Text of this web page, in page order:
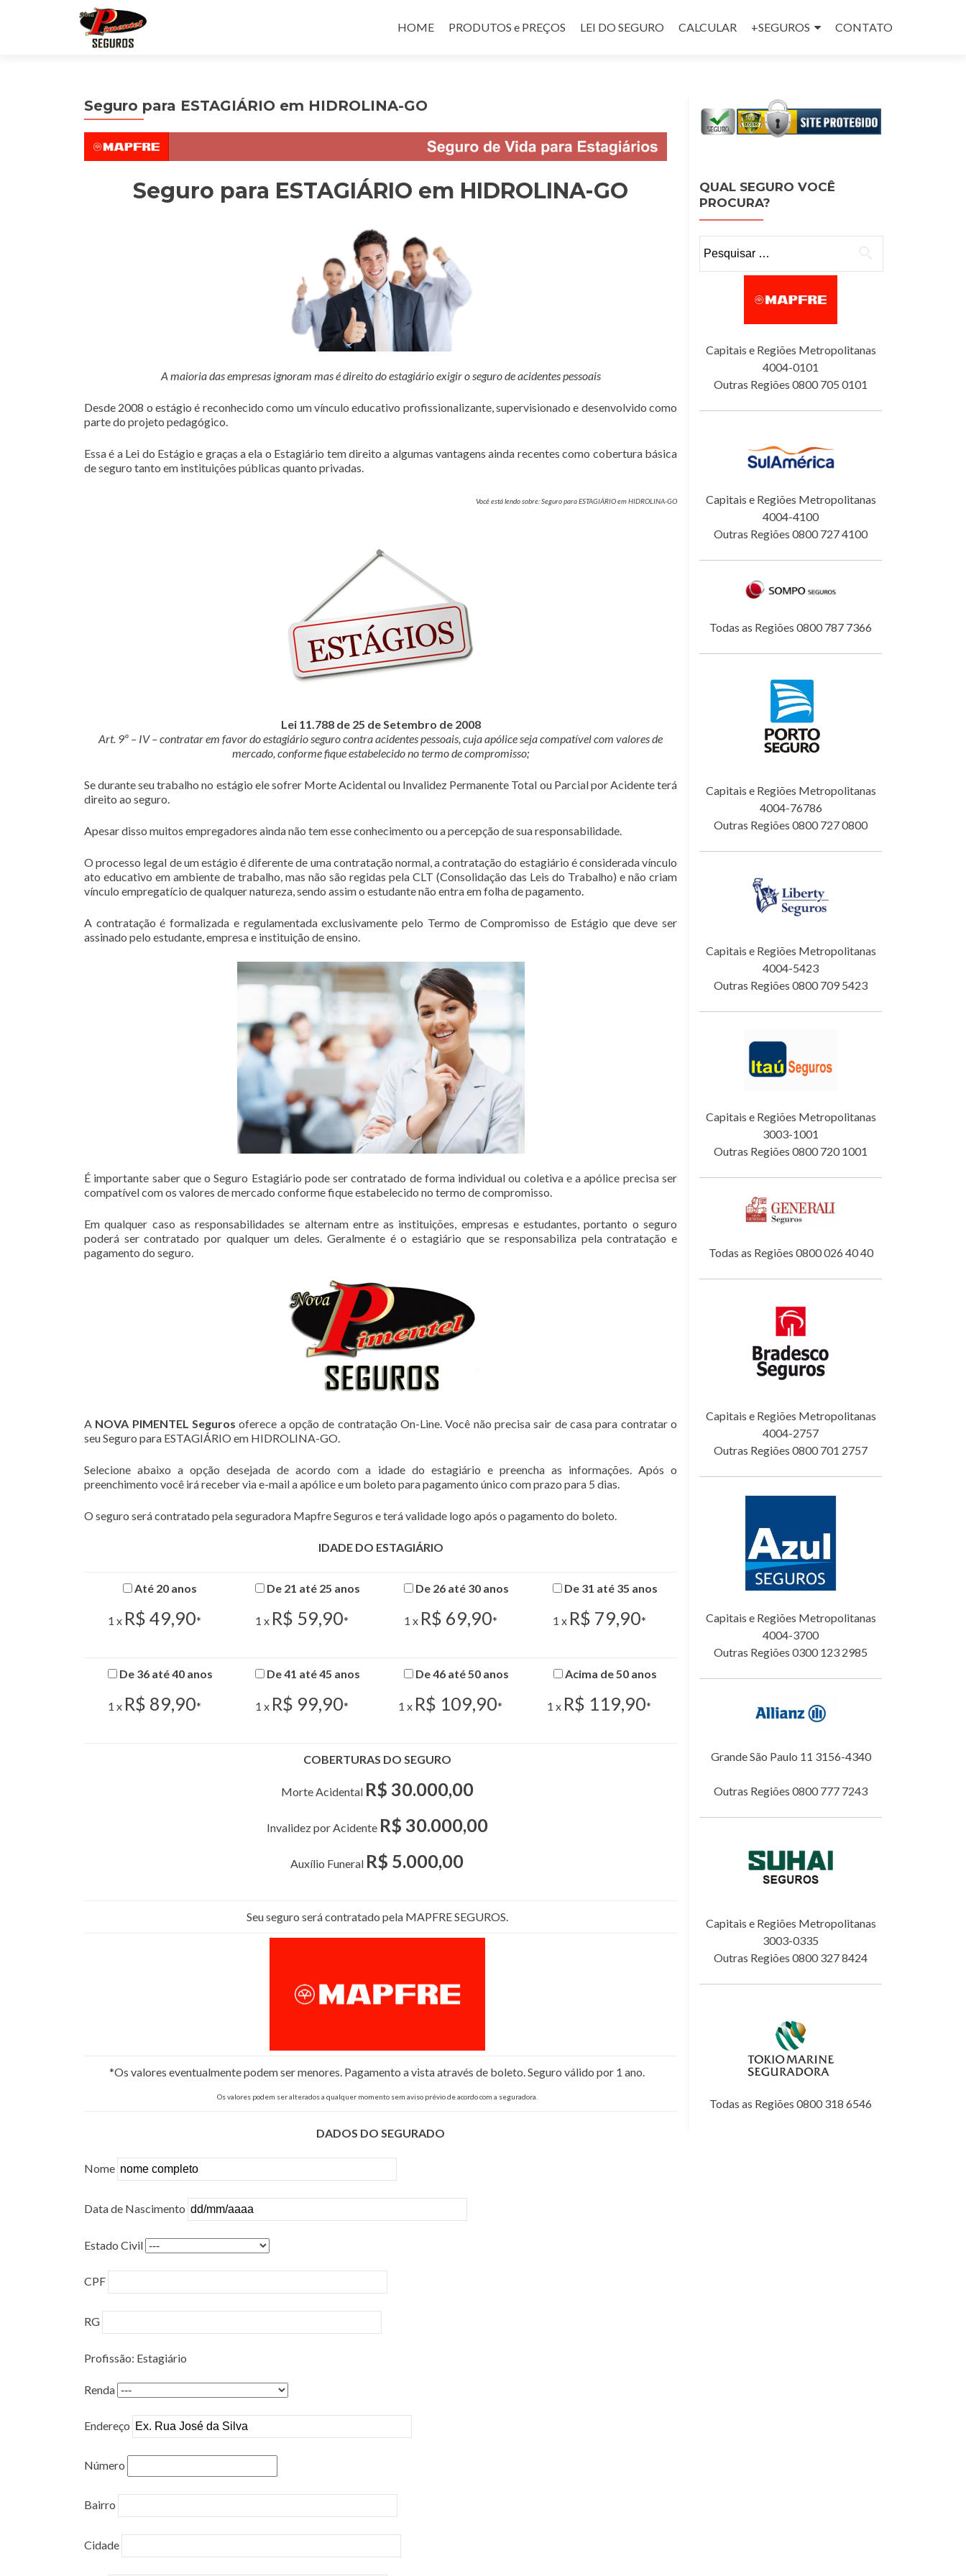
HOME
PRODUTOS e PREÇOS LEI DO SEGURO CALCULAR +SEGUROS CONTATO
Seguro para ESTAGIÁRIO em HIDROLINA-GO
Seguro para ESTAGIÁRIO em HIDROLINA-GO
A maioria das empresas ignoram mas é direito do estagiário exigir o seguro de acidentes pessoais
Desde 2008 o estágio é reconhecido como um vínculo educativo profissionalizante, supervisionado e desenvolvido como
parte do projeto pedagógico.
Essa é a Lei do Estágio e graças a ela o Estagiário tem direito a algumas vantagens ainda recentes como cobertura básica
de seguro tanto em instituições públicas quanto privadas.
Você está lendo sobre: Seguro para ESTAGIÁRIO em HIDROLINA-GO
Lei 11.788 de 25 de Setembro de 2008
Art. 9º – IV – contratar em favor do estagiário seguro contra acidentes pessoais, cuja apólice seja compatível com valores de
mercado, conforme fique estabelecido no termo de compromisso;
Se durante seu trabalho no estágio ele sofrer Morte Acidental ou Invalidez Permanente Total ou Parcial por Acidente terá
direito ao seguro.
Apesar disso muitos empregadores ainda não tem esse conhecimento ou a percepção de sua responsabilidade.
O processo legal de um estágio é diferente de uma contratação normal, a contratação do estagiário é considerada vínculo
ato educativo em ambiente de trabalho, mas não são regidas pela CLT (Consolidação das Leis do Trabalho) e não criam
vínculo empregatício de qualquer natureza, sendo assim o estudante não entra em folha de pagamento.
A contratação é formalizada e regulamentada exclusivamente pelo Termo de Compromisso de Estágio que deve ser
assinado pelo estudante, empresa e instituição de ensino.
É importante saber que o Seguro Estagiário pode ser contratado de forma individual ou coletiva e a apólice precisa ser
compatível com os valores de mercado conforme fique estabelecido no termo de compromisso.
Em qualquer caso as responsabilidades se alternam entre as instituições, empresas e estudantes, portanto o seguro
poderá ser contratado por qualquer um deles. Geralmente é o estagiário que se responsabiliza pela contratação e
pagamento do seguro.
A NOVA PIMENTEL Seguros oferece a opção de contratação On-Line. Você não precisa sair de casa para contratar o
seu Seguro para ESTAGIÁRIO em HIDROLINA-GO.
Selecione abaixo a opção desejada de acordo com a idade do estagiário e preencha as informações. Após o
preenchimento você irá receber via e-mail a apólice e um boleto para pagamento único com prazo para 5 dias.
O seguro será contratado pela seguradora Mapfre Seguros e terá validade logo após o pagamento do boleto.
IDADE DO ESTAGIÁRIO
Até 20 anos
1 x R$ 49,90*
De 21 até 25 anos
1 x R$ 59,90*
De 26 até 30 anos
1 x R$ 69,90*
De 31 até 35 anos
1 x R$ 79,90*
De 36 até 40 anos
1 x R$ 89,90*
De 41 até 45 anos
1 x R$ 99,90*
De 46 até 50 anos
1 x R$ 109,90*
Acima de 50 anos
1 x R$ 119,90*
COBERTURAS DO SEGURO
Morte Acidental R$ 30.000,00
Invalidez por Acidente R$ 30.000,00
Auxílio Funeral R$ 5.000,00
Seu seguro será contratado pela MAPFRE SEGUROS.
*Os valores eventualmente podem ser menores. Pagamento a vista através de boleto. Seguro válido por 1 ano.
Os valores podem ser alterados a qualquer momento sem aviso prévio de acordo com a seguradora.
DADOS DO SEGURADO
Nome
Data de Nascimento
Estado Civil
CPF
RG
Profissão: Estagiário
Renda
Endereço
Número
Bairro
Cidade
QUAL SEGURO VOCÊ
PROCURA?
Capitais e Regiões Metropolitanas
4004-0101
Outras Regiões 0800 705 0101
Capitais e Regiões Metropolitanas
4004-4100
Outras Regiões 0800 727 4100
Todas as Regiões 0800 787 7366
Capitais e Regiões Metropolitanas
4004-76786
Outras Regiões 0800 727 0800
Capitais e Regiões Metropolitanas
4004-5423
Outras Regiões 0800 709 5423
Capitais e Regiões Metropolitanas
3003-1001
Outras Regiões 0800 720 1001
Todas as Regiões 0800 026 40 40
Capitais e Regiões Metropolitanas
4004-2757
Outras Regiões 0800 701 2757
Capitais e Regiões Metropolitanas
4004-3700
Outras Regiões 0300 123 2985
Grande São Paulo 11 3156-4340
Outras Regiões 0800 777 7243
Capitais e Regiões Metropolitanas
3003-0335
Outras Regiões 0800 327 8424
Todas as Regiões 0800 318 6546